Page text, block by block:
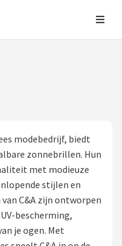
modebedrijf, biedt
zonnebrillen. Hun
met modieuze
stijlen en
C&A zijn ontworpen
bescherming,
je ogen. Met